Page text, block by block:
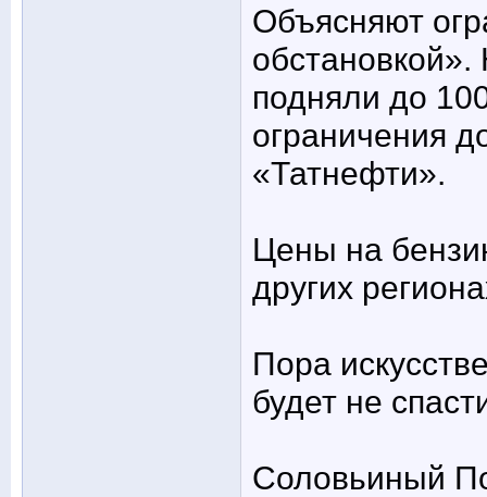
Объясняют
обстановкой».
подняли до
ограничения
«Татнефти».
Цены на
других
Пора
будет не
Соловьиный